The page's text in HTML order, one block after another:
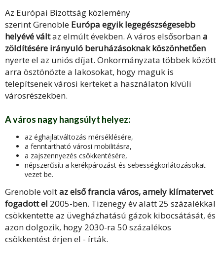
Az Európai Bizottság közlemény
szerint Grenoble Európa egyik legegészségesebb
helyévé váltaz elmúlt években. A város elsősorbana
zöldítésére irányuló beruházásoknak köszönhetően
nyerte el az uniós díjat. Önkormányzata többek között
arra ösztönözte a lakosokat, hogy maguk is
telepítsenek városi kerteket a használaton kívüli
városrészekben.
A város nagy hangsúlyt helyez:
az éghajlatváltozás mérséklésére,
a fenntartható városi mobilitásra,
a zajszennyezés csökkentésére,
népszerűsíti a kerékpározást és sebességkorlátozásokat
vezet be.
Grenoble voltaz első francia város, amely klímatervet
fogadott el 2005-ben. Tizenegy év alatt 25 százalékkal
csökkentette az üvegházhatású gázok kibocsátását, és
azon dolgozik, hogy 2030-ra 50 százalékos
csökkentést érjen el - írták.